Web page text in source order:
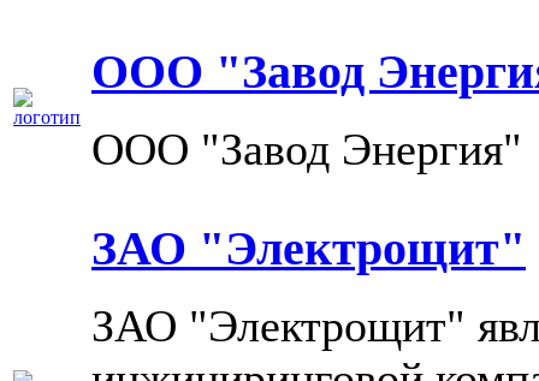
ООО "Завод
ООО "Завод Энергия"
ЗАО "Электрощит"
ЗАО "Электрощит"